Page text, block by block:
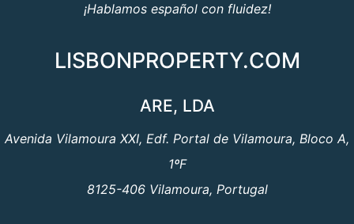
¡Hablamos español con fluidez!
LISBONPROPERTY.COM
ARE, LDA
Avenida Vilamoura XXI, Edf. Portal de Vilamoura, Bloco A,
1ºF
8125-406 Vilamoura, Portugal